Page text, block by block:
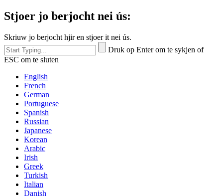
Stjoer jo berjocht nei ús:
Skriuw jo berjocht hjir en stjoer it nei ús.
Druk op Enter om te sykjen of
ESC om te sluten
English
French
German
Portuguese
Spanish
Russian
Japanese
Korean
Arabic
Irish
Greek
Turkish
Italian
Danish